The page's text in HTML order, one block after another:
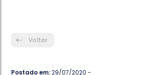
Voltar
Postado em:29/07/2020 -